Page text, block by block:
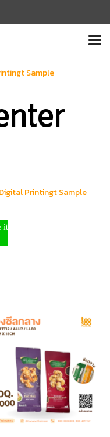
Sample
Digital Printingt Sample